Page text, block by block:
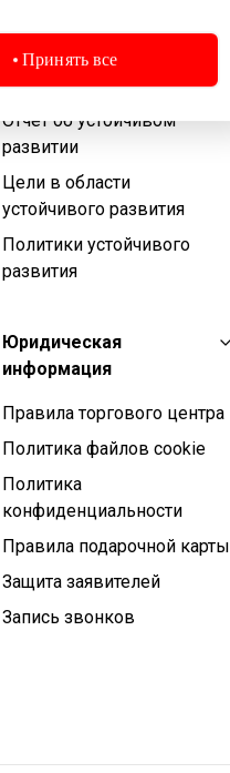
Принять все
Устойчивое развитие
Отчет об устойчивом
развитии
Цели в области
устойчивого развития
Политики устойчивого
развития
Юридическая
информация
Правила торгового центра
Политика файлов cookie
Политика
конфиденциальности
Правила подарочной карты
Защита заявителей
Запись звонков